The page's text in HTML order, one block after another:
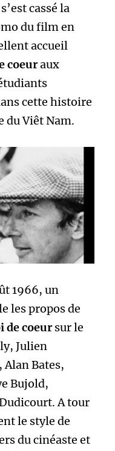
cassé la
du film en
accueil
coeuraux
cette histoire
du Viêt Nam.
1966, un
les propos de
de coeursur le
Julien
Alan Bates,
Bujold,
A tour
le style de
du cinéaste et